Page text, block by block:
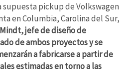
supuesta pickup de Volkswagen
en Columbia, Carolina del Sur,
jefe de diseño de
de ambos proyectos y se
a fabricarse a partir de
estimadas en torno a las